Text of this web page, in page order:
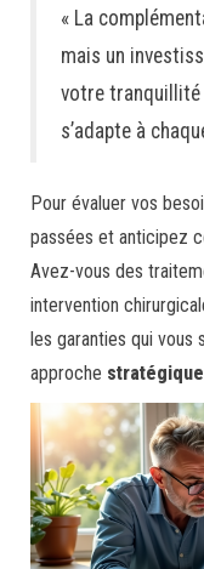
« La
mais un
votre tranquillité
s’adapte à
Pour évaluer vos
passées et anticipez
Avez-vous des
intervention
les garanties qui
approche stratégique